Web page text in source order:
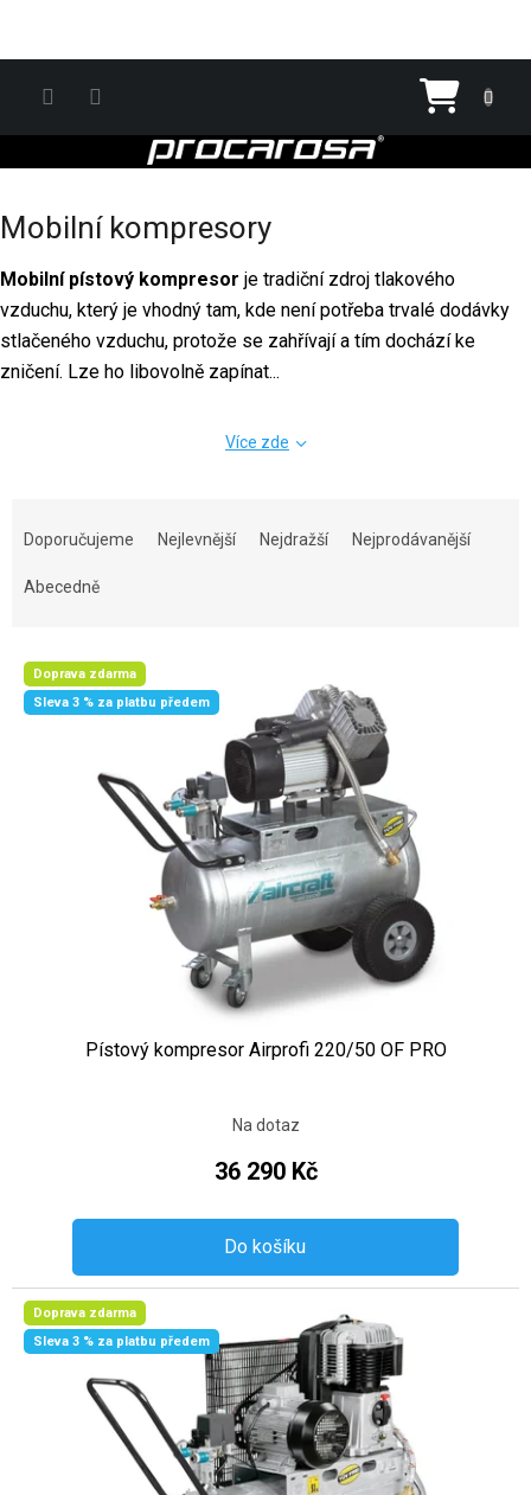
Mobilní kompresory
M obilní pístový kompresor je tradiční zdroj tlakového
vzduchu, který je vhodný tam, kde není potřeba trvalé dodávky
stlačeného vzduchu, protože se zahřívají a tím dochází ke
zničení. Lze ho libovolně zapínat...
Více zde
Doporučujeme Nejlevnější Nejdražší Nejprodávanější
Abecedně
Výpis produktů
Doprava zdarma
Sleva 3 % za platbu předem
Pístový kompresor Airprofi 220/50 OF PRO
Na dotaz
36 290 Kč
Do košíku
Doprava zdarma
Sleva 3 % za platbu předem